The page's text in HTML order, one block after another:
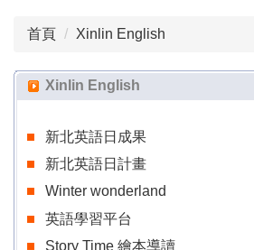
公開授課
工藝美學課程
食農永續課程
課後班
數位學習影音
微軟教育帳號服務
新林童心園(校刊)
公職人員利益衝突迴避
母語日專區
校外人士入校協助教學
家長會粉絲
英語日成果
英語日計畫
英語學習平台
新林國小景點導覽
首頁 Xinlin English
Xinlin English
新北英語日成果
新北英語日計畫
Winter wonderland
英語學習平台
Story Time 繪本導讀